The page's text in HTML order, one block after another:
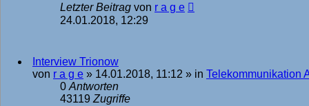
Letzter Beitrag von r a g e
24.01.2018, 12:29
Interview Trionow
von r a g e » 14.01.2018, 11:12 » in Telekommunikation
0Antworten
43119Zugriffe